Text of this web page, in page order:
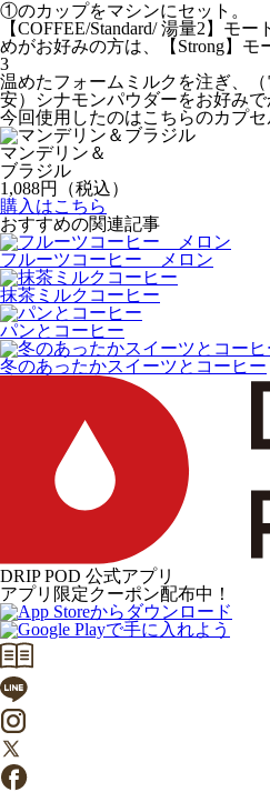
①のカップをマシンにセット。
【COFFEE/Standard/ 湯量2】モ
めがお好みの方は、【Strong】モ
3
温めたフォームミルクを注ぎ、（
安）シナモンパウダーをお好みで
今回使用したのはこちらのカプセ
マンデリン＆
ブラジル
1,088円（税込）
購入はこちら
おすすめの関連記事
フルーツコーヒー メロン
抹茶ミルクコーヒー
パンとコーヒー
冬のあったかスイーツとコーヒー
DRIP POD 公式アプリ
アプリ限定クーポン配布中！